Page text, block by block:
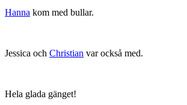
Hanna kom med bullar.
Jessica och Christian var också med.
Hela glada gänget!